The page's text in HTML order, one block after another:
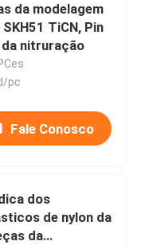
da modelagem
TiCN, Pin
nitruração
pc
Fale Conosco
dos
de nylon da
da